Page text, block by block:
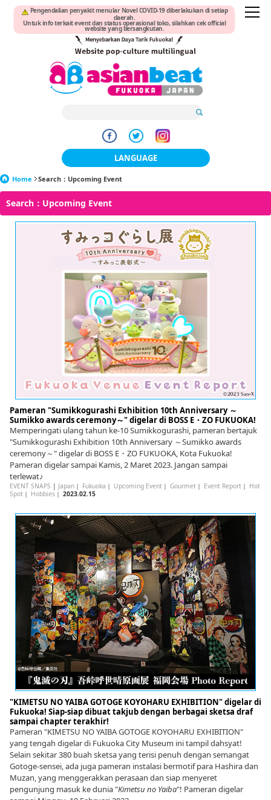
Pengendalian penyakit menular Novel COVID-19 diberlakukan di setiap
daerah.
Untuk info terkait event dan status operasional toko, silahkan cek official
website yang bersangkutan.
LANGUAGE
簡体中文
繁體中文
English
ภาษาไทย
tiéng Viêt
Bahasa Indonesia
Home Search：Upcoming Event
Search：Upcoming Event
Pameran "Sumikkogurashi Exhibition 10th Anniversary ～
Sumikko awards ceremony～" digelar di BOSS E・ZO FUKUOKA!
Memperingati ulang tahun ke-10 Sumikkogurashi, pameran bertajuk
"Sumikkogurashi Exhibition 10th Anniversary ～Sumikko awards
ceremony～" digelar di BOSS E・ZO FUKUOKA, Kota Fukuoka!
Pameran digelar sampai Kamis, 2 Maret 2023. Jangan sampai
terlewat♪
EVENT SNAPS | Japan｜ Fukuoka ｜ Upcoming Event｜ Gourmet｜ Event Report｜ Hot
Spot｜ Hobbies｜ 2023.02.15
"KIMETSU NO YAIBA GOTOGE KOYOHARU EXHIBITION" digelar di
Fukuoka! Siap-siap dibuat takjub dengan berbagai sketsa draf
sampai chapter terakhir!
Pameran "KIMETSU NO YAIBA GOTOGE KOYOHARU EXHIBITION"
yang tengah digelar di Fukuoka City Museum ini tampil dahsyat!
Selain sekitar 380 buah sketsa yang terisi penuh dengan semangat
Gotoge-sensei, ada juga pameran instalasi bermotif para Hashira dan
Muzan, yang menggerakkan perasaan dan siap menyeret
pengunjung masuk ke dunia "Kimetsu no Yaiba"! Pameran digelar